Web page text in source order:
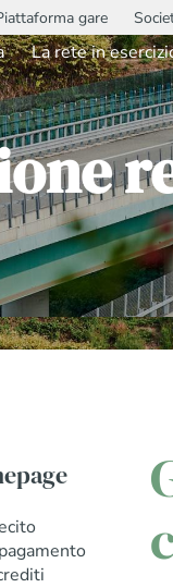
gare
La rete in